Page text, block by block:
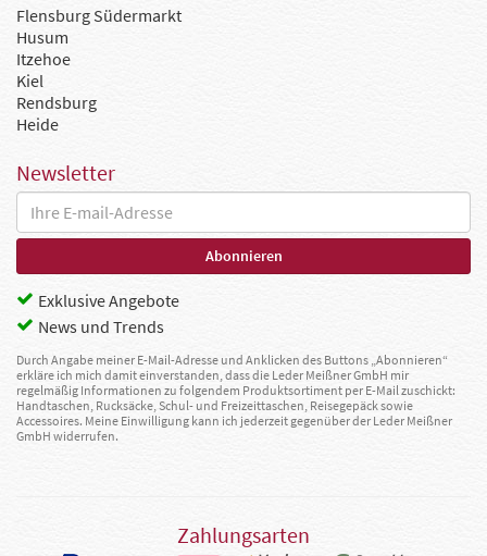
Flensburg Südermarkt
Husum
Itzehoe
Kiel
Rendsburg
Heide
Newsletter
Exklusive Angebote
News und Trends
Durch Angabe meiner E-Mail-Adresse und Anklicken des Buttons „Abonnieren“
erkläre ich mich damit einverstanden, dass die Leder Meißner GmbH mir
regelmäßig Informationen zu folgendem Produktsortiment per E-Mail zuschickt:
Handtaschen, Rucksäcke, Schul- und Freizeittaschen, Reisegepäck sowie
Accessoires. Meine Einwilligung kann ich jederzeit gegenüber der Leder Meißner
GmbH widerrufen.
Zahlungsarten